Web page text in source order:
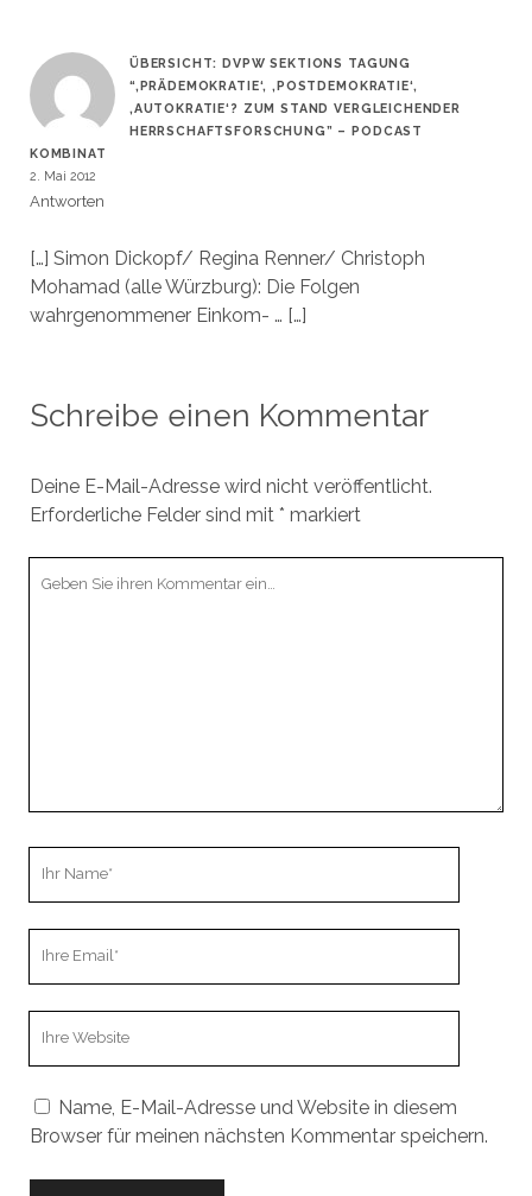
ÜBERSICHT: DVPW SEKTIONS TAGUNG
“‚PRÄDEMOKRATIE‘, ‚POSTDEMOKRATIE‘,
‚AUTOKRATIE‘? ZUM STAND VERGLEICHENDER
HERRSCHAFTSFORSCHUNG” – PODCAST
KOMBINAT
2. Mai 2012
Antworten
[…] Simon Dickopf/ Regina Renner/ Christoph
Mohamad (alle Würzburg): Die Folgen
wahrgenommener Einkom- … […]
Schreibe einen Kommentar
Deine E-Mail-Adresse wird nicht veröffentlicht.
Erforderliche Felder sind mit * markiert
Name, E-Mail-Adresse und Website in diesem
Browser für meinen nächsten Kommentar speichern.